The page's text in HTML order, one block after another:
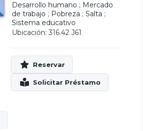
Desarrollo humano ; Mercado
de trabajo ; Pobreza ; Salta ;
Sistema educativo
Ubicación: 316.42 J61